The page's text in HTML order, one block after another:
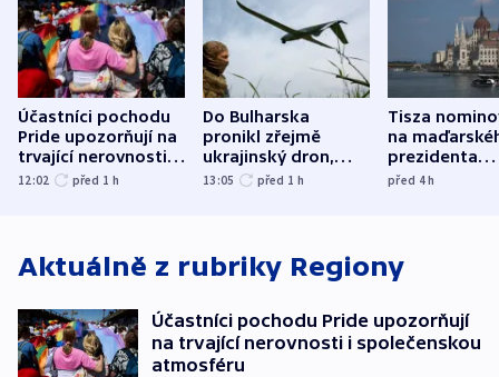
Účastníci pochodu
Pride upozorňují na
trvající nerovnosti i
společenskou
12:02 před 1 h
Do Bulharska
pronikl zřejmě
ukrajinský dron,
explodoval kilometr
13:05 před 1 h
Tisza
na
prezidenta
bývalého
před 4h
Aktuálně z rubriky Regiony
Účastníci pochodu Pride upozorňují
na trvající nerovnosti i společenskou
atmosféru